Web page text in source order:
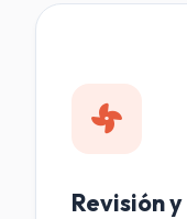
Revisión